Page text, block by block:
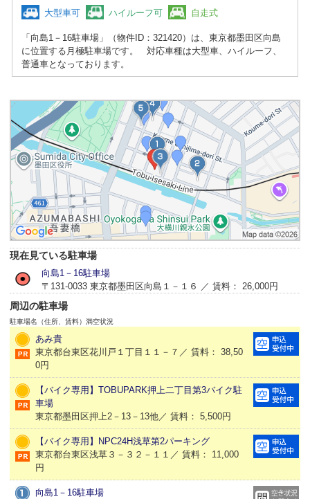
大型車可 ハイルーフ可 自走式
「向島1－16駐車場」（物件ID：321420）は、東京都墨田区向島
に位置する月極駐車場です。 対応車種は大型車、ハイルーフ、
普通車となっております。
現在見ている駐車場
向島1－16駐車場
〒131-0033 東京都墨田区向島１－１６ ／ 賃料： 26,000円
周辺の駐車場
駐車場名（住所、賃料） 満空状況
あみ貴
東京都台東区花川戸１丁目１１－７／ 賃料： 38,50
0円
【バイク専用】TOBUPARK押上二丁目第3バイク駐
車場
東京都墨田区押上2－13－13他／ 賃料： 5,500円
【バイク専用】NPC24H浅草第2パーキング
東京都台東区浅草３－３２－１１／ 賃料： 11,000
円
向島1－16駐車場